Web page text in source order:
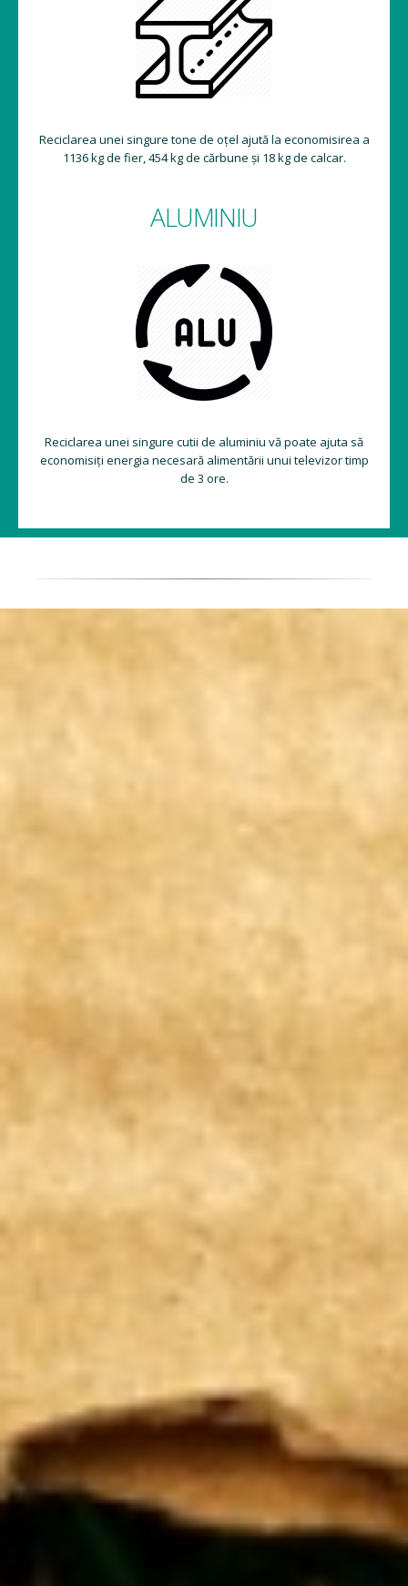
Reciclarea unei singure tone de oțel ajută la economisirea a
1136 kg de fier, 454 kg de cărbune și 18 kg de calcar.
ALUMINIU
Reciclarea unei singure cutii de aluminiu vă poate ajuta să
economisiți energia necesară alimentării unui televizor timp
de 3 ore.